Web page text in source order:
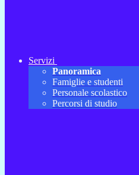
Servizi
Panoramica
Famiglie e studenti
Personale scolastico
Percorsi di studio